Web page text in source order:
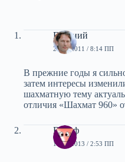
Евгений
23.09.2011 / 8:14 ПП
В прежние годы я
затем интересы
шахматную тему
отличия «Шахмат 960»
Вольф
10.11.2013 / 2:53 ПП